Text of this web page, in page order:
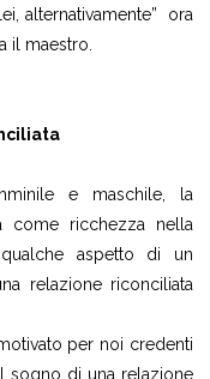
alternativamente” ora
il maestro.
e maschile, la
come ricchezza nella
aspetto di un
relazione riconciliata
per noi credenti
sogno di una relazione